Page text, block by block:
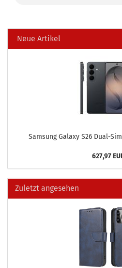
Neue Artikel
Sam­sung Ga­la­xy S26 Dual-​
627,97
Zuletzt angesehen